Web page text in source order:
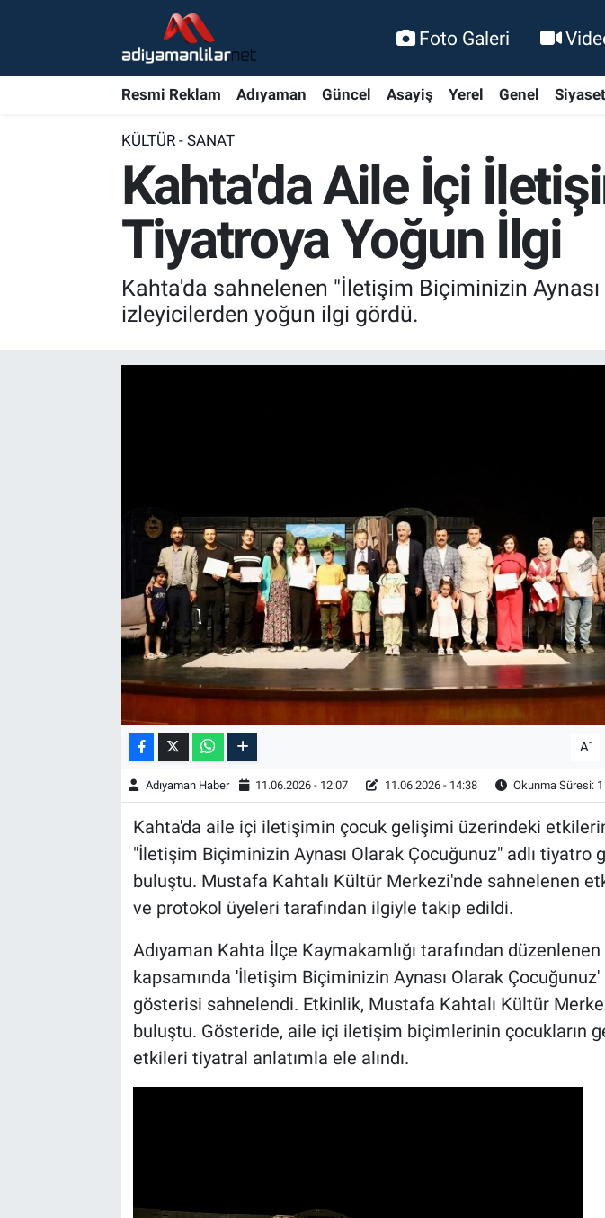
Foto Galeri
Resmi Reklam Adıyaman Güncel Asayiş Yerel Genel Siyaset
KÜLTÜR - SANAT
Kahta'da Aile İçi
Tiyatroya Yoğun İlgi
Kahta'da sahnelenen "İletişim Biçiminizin
izleyicilerden yoğun ilgi gördü.
A-
Adıyaman Haber 11.06.2026 - 12:07 11.06.2026 - 14:38 Okunma Süresi:
Kahta'da aile içi iletişimin çocuk gelişimi üzerindeki
"İletişim Biçiminizin Aynası Olarak Çocuğunuz" adlı tiyatro
buluştu. Mustafa Kahtalı Kültür Merkezi'nde sahnelenen
ve protokol üyeleri tarafından ilgiyle takip edildi.
Adıyaman Kahta İlçe Kaymakamlığı tarafından
kapsamında 'İletişim Biçiminizin Aynası Olarak Çocuğunuz'
gösterisi sahnelendi. Etkinlik, Mustafa Kahtalı Kültür
buluştu. Gösteride, aile içi iletişim biçimlerinin çocukların
etkileri tiyatral anlatımla ele alındı.
Şambayat Haber
Nöbetçi Eczaneler
Adiyaman Namaz Vakitleri
Trafik Durumu
Süper Lig Puan Durumu ve Fikstür
Tüm Manşetler